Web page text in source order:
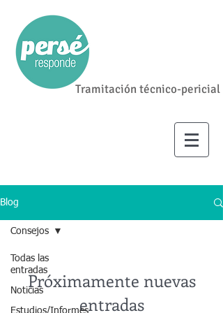
Tramitación técnico-pericial
Blog
Todas las
entradas
Noticias
Estudios/Informes
Consejos
Próximamente nuevas
entradas